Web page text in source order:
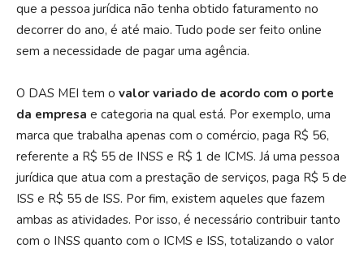
que a pessoa jurídica não tenha obtido faturamento no
decorrer do ano, é até maio. Tudo pode ser feito online
sem a necessidade de pagar uma agência.
O DAS MEI tem o valor variado de acordo com o porte
da empresa e categoria na qual está. Por exemplo, uma
marca que trabalha apenas com o comércio, paga R$ 56,
referente a R$ 55 de INSS e R$ 1 de ICMS. Já uma pessoa
jurídica que atua com a prestação de serviços, paga R$ 5 de
ISS e R$ 55 de ISS. Por fim, existem aqueles que fazem
ambas as atividades. Por isso, é necessário contribuir tanto
com o INSS quanto com o ICMS e ISS, totalizando o valor